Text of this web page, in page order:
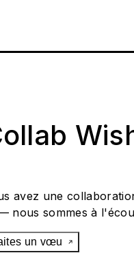
avez une
nous sommes à
un vœu